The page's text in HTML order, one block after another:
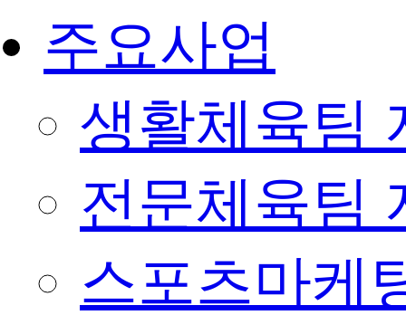
주요사업
생활체육팀
전문체육팀
스포츠마케